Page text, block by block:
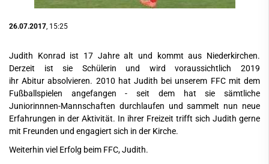
26.07.2017, 15:25
Judith Konrad ist 17 Jahre alt und kommt aus Niederkirchen.
Derzeit ist sie Schülerin und wird voraussichtlich 2019
ihr Abitur absolvieren. 2010 hat Judith bei unserem FFC mit dem
Fußballspielen angefangen - seit dem hat sie sämtliche
Juniorinnnen-Mannschaften durchlaufen und sammelt nun neue
Erfahrungen in der Aktivität. In ihrer Freizeit trifft sich Judith gerne
mit Freunden und engagiert sich in der Kirche.
Weiterhin viel Erfolg beim FFC, Judith.